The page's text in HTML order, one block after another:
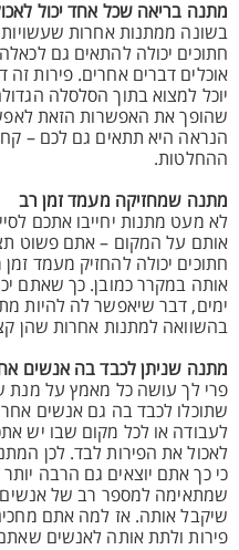
מתנה בריאה שכל אחד יכול
בשונה ממתנות אחרות
חתוכים יכולה להתאים גם
אוכלים דברים אחרים. פירות זה
יוכל למצוא בתוך הסלסלה
שהופך את האפשרות הזאת
הנראה היא תתאים גם לכם –
ההחלטות.
מתנה שמחזיקה מעמד זמן רב
לא מעט מתנות יחייבו אתכם
אותם על המקום – אתם פשוט
חתוכים יכולה להחזיק מעמד
אותה במקרר כמובן. כך שאתם
ימים, דבר שיאפשר לה להיות
בהשוואה למתנות אחרות שהן
מתנה שניתן לכבד בה אנשים
פרי לך עושה כל מאמץ על מנת
שתוכלו לכבד בה גם אנשים
לעבודה או לכל מקום שבו יש
לאכול את הפירות לבד. לכן
כי כך אתם יוצאים גם הרבה
שמתאימה למספר רב של אנשים
שיקבל אותה. אז למה אתם
פירות ולתת אותה לאנשים